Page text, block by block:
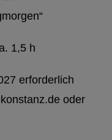
1,5 h
erforderlich
oder